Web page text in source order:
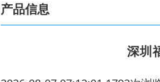
产品信息
深圳